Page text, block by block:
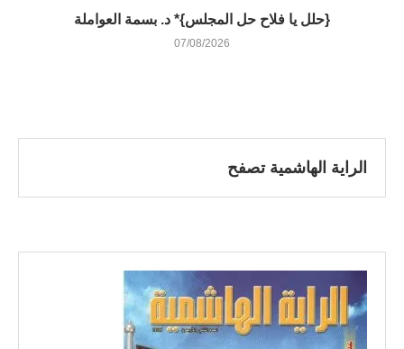
{حلل يا فلاح حل المجلس}* د. بسمة العواملة
07/08/2026
الراية الهاشمية تصفح